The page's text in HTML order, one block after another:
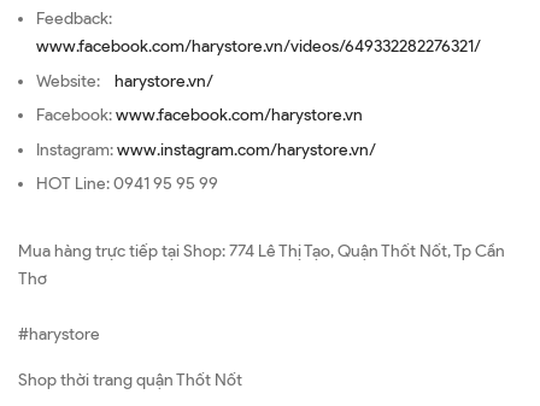
Feedback:
www.facebook.com/harystore.vn/videos/649332282276321/
Website: harystore.vn/
Facebook:www.facebook.com/harystore.vn
Instagram:www.instagram.com/harystore.vn/
HOT Line: 0941 95 95 99
Mua hàng trực tiếp tại Shop: 774 Lê Thị Tạo, Quận Thốt Nốt, Tp Cần
Thơ
#harystore
Shop thời trang quận Thốt Nốt